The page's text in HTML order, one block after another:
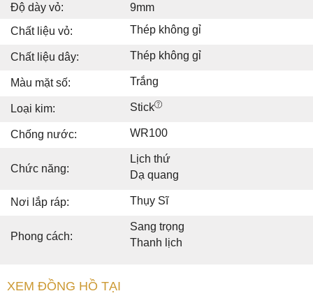
Độ dày vỏ:
9mm
Chất liệu vỏ:
Thép không gỉ
Chất liệu dây: Thép không gỉ
Màu mặt số: Trắng
Loại kim: Stick
Chống nước: WR100
Chức năng:
Lịch thứ
Dạ quang
Nơi lắp ráp: Thụy Sĩ
Phong cách:
Sang trọng
Thanh lịch
XEM ĐỒNG HỒ TẠI